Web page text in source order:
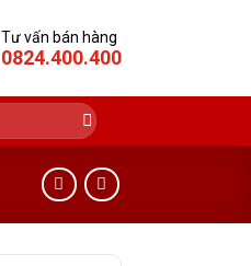
Tư vấn bán hàng
0824.400.400